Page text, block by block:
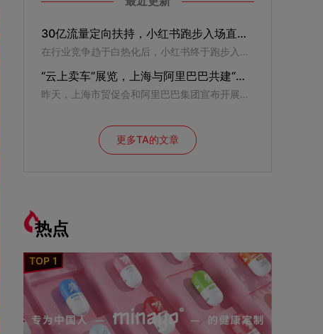
30亿流量定向扶持，小红书跑步入场直播电商
在行业竞争趋于白热化后，小红书终于跑步入局。
“云上卖车”展览，上海与阿里巴巴共建“云展平台”
昨天，上海市贸促会和阿里巴巴集团宣布开展深度合作，共同在上海建设“云展平台”
更多TA的文章
热点